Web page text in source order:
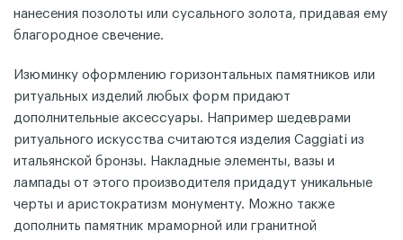
нанесения позолоты или сусального золота, придавая ему
благородное свечение.
Изюминку оформлению горизонтальных памятников или
ритуальных изделий любых форм придают
дополнительные аксессуары. Например шедеврами
ритуального искусства считаются изделия Caggiati из
итальянской бронзы. Накладные элементы, вазы и
лампады от этого производителя придадут уникальные
черты и аристократизм монументу. Можно также
дополнить памятник мраморной или гранитной